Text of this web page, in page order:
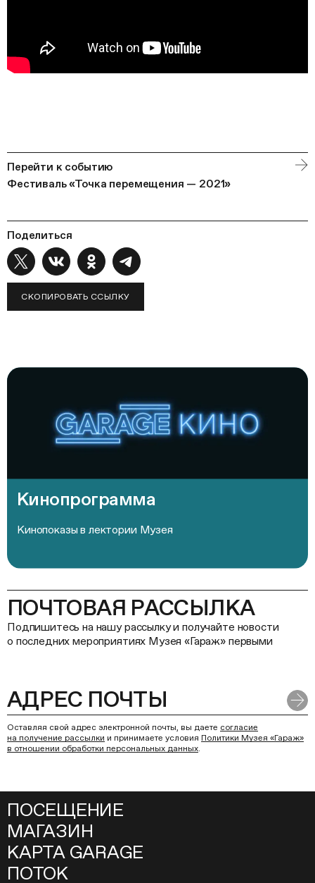
Перейти к событию
Фестиваль «Точка перемещения — 2021»
Поделиться
СКОПИРОВАТЬ ССЫЛКУ
Кинопрограмма
Кинопоказы в лектории Музея
ПОЧТОВАЯ РАССЫЛКА
Подпишитесь на нашу рассылку и получайте новости
о последних мероприятиях Музея «Гараж» первыми
Оставляя свой адрес электронной почты, вы даете согласие
на получение рассылки и принимаете условия Политики Музея «Гараж»
в отношении обработки персональных данных
ПОСЕЩЕНИЕ
МАГАЗИН
КАРТА GARAGE
ПОТОК